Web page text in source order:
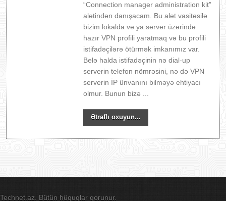
“Connection manager administration kit”
alətindən danışacam. Bu alət vasitəsilə
bizim lokalda və ya server üzərində
hazır VPN profili yaratmaq və bu profili
istifadəçilərə ötürmək imkanımız var.
Belə halda istifadəçinin nə dial-up
serverin telefon nömrəsini, nə də VPN
serverin İP ünvanını bilməyə ehtiyacı
olmur. Bunun bizə ...
Ətraflı oxuyun...
Technet.az. Bütün hüquqlar qorunur.